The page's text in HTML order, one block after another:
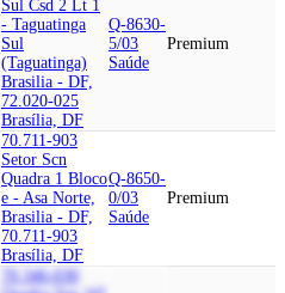
Sul Csd 2 Lt 1
- Taguatinga
Sul
(Taguatinga)
Brasilia - DF,
72.020-025
Brasília, DF
Q-8630-
5/03
Saúde
Premium
70.711-903
Setor Scn
Quadra 1 Bloco
e - Asa Norte,
Brasilia - DF,
70.711-903
Brasília, DF
Q-8650-
0/03
Saúde
Premium
70.346-030